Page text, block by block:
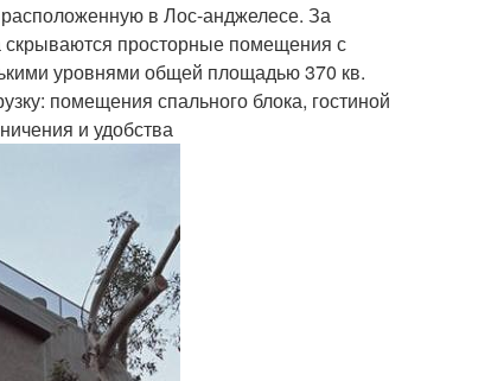
в Лос-анджелесе. За
скрываются просторные помещения с
уровнями общей площадью 370 кв.
помещения спального блока, гостиной
и удобства